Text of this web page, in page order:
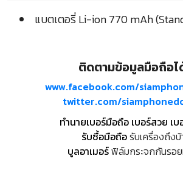
แบตเตอรี่ Li-ion 770 mAh
ติดตามข้อมูลมือถือไ
www.facebook.com/
twitter.com/
ทำนายเบอร์มือถือ เบอร์สวย เ
รับซื้อมือถือรับเครื่องถึงบ้
บูลอาเมอร์ฟิล์มกระจกกันรอ